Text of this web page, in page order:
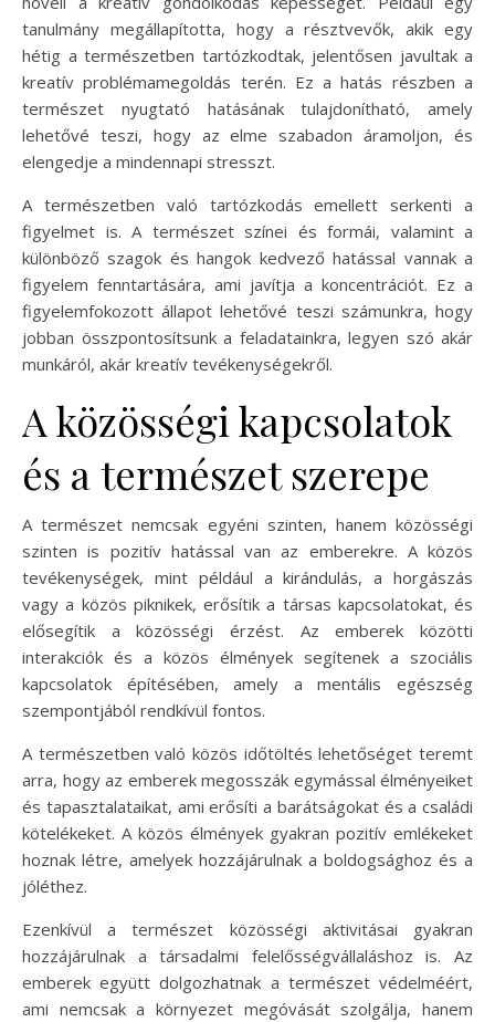
tanulmány megállapította, hogy a résztvevők, akik egy
hétig a természetben tartózkodtak, jelentősen javultak a
kreatív problémamegoldás terén. Ez a hatás részben a
természet nyugtató hatásának tulajdonítható, amely
lehetővé teszi, hogy az elme szabadon áramoljon, és
elengedje a mindennapi stresszt.
A természetben való tartózkodás emellett serkenti a
figyelmet is. A természet színei és formái, valamint a
különböző szagok és hangok kedvező hatással vannak a
figyelem fenntartására, ami javítja a koncentrációt. Ez a
figyelemfokozott állapot lehetővé teszi számunkra, hogy
jobban összpontosítsunk a feladatainkra, legyen szó akár
munkáról, akár kreatív tevékenységekről.
A közösségi kapcsolatok
és a természet szerepe
A természet nemcsak egyéni szinten, hanem közösségi
szinten is pozitív hatással van az emberekre. A közös
tevékenységek, mint például a kirándulás, a horgászás
vagy a közös piknikek, erősítik a társas kapcsolatokat, és
elősegítik a közösségi érzést. Az emberek közötti
interakciók és a közös élmények segítenek a szociális
kapcsolatok építésében, amely a mentális egészség
szempontjából rendkívül fontos.
A természetben való közös időtöltés lehetőséget teremt
arra, hogy az emberek megosszák egymással élményeiket
és tapasztalataikat, ami erősíti a barátságokat és a családi
kötelékeket. A közös élmények gyakran pozitív emlékeket
hoznak létre, amelyek hozzájárulnak a boldogsághoz és a
jóléthez.
Ezenkívül a természet közösségi aktivitásai gyakran
hozzájárulnak a társadalmi felelősségvállaláshoz is. Az
emberek együtt dolgozhatnak a természet védelméért,
ami nemcsak a környezet megóvását szolgálja, hanem